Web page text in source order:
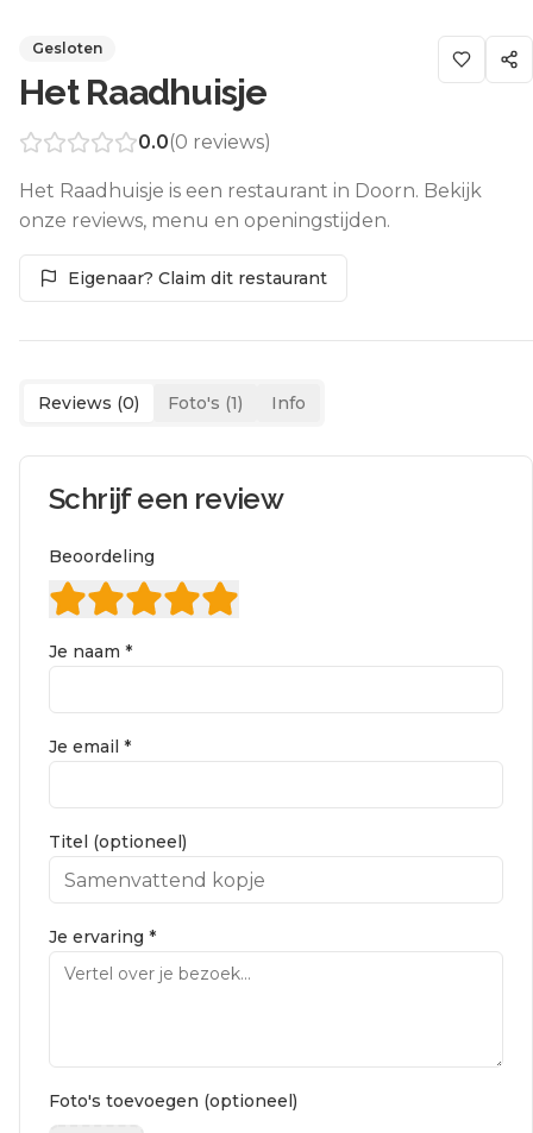
Gesloten
Het Raadhuisje
0.0(0 reviews)
Het Raadhuisje is een restaurant in Doorn. Bekijk
onze reviews, menu en openingstijden.
Eigenaar? Claim dit restaurant
Reviews (0) Foto's (1) Info
Schrijf een review
Beoordeling
Je naam *
Je email *
Titel (optioneel)
Je ervaring *
Foto's toevoegen (optioneel)